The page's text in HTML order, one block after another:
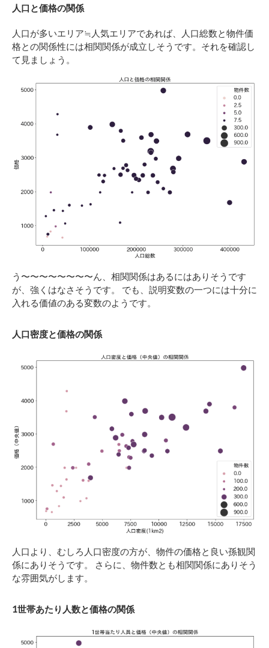
人口と価格の関係
人口が多いエリア≒人気エリアであれば、人口総数と物件価
格との関係性には相関関係が成立しそうです。それを確認し
て見ましょう。
う〜〜〜〜〜〜〜〜ん、相関関係はあるにはありそうです
が、強くはなさそうです。 でも、説明変数の一つには十分に
入れる価値のある変数のようです。
人口密度と価格の関係
人口より、むしろ人口密度の方が、物件の価格と良い孫観関
係にありそうです。 さらに、物件数とも相関関係にありそう
な雰囲気がします。
1世帯あたり人数と価格の関係